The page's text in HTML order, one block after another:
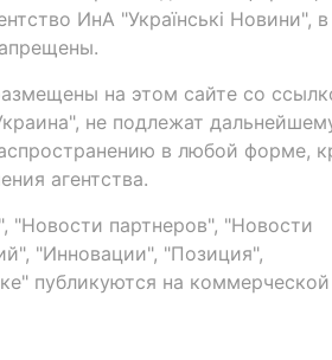
ИнА "Українські Новини", в
на этом сайте со
не подлежат
в любой форме,
агентства.
партнеров", "Новости
"Инновации", "Позиция",
публикуются на коммерческой